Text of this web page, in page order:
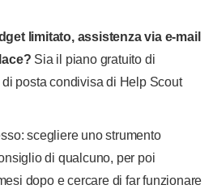
limitato, assistenza via e-mail
Sia il piano gratuito di
posta condivisa di Help Scout
scegliere uno strumento
di qualcuno, per poi
dopo e cercare di far funzionare